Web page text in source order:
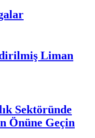
Liman
Sektöründe
Önüne Geçin